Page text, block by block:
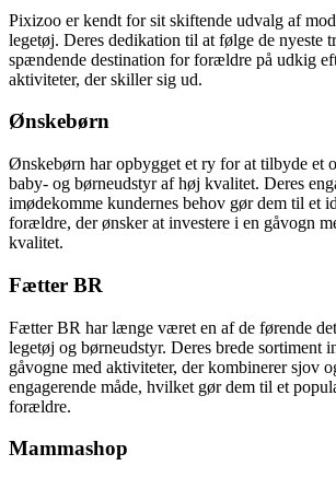
Pixizoo er kendt for sit skiftende udvalg af
legetøj. Deres dedikation til at følge de nyeste
spændende destination for forældre på udkig
aktiviteter, der skiller sig ud.
Ønskebørn
Ønskebørn har opbygget et ry for at tilbyde et
baby- og børneudstyr af høj kvalitet. Deres
imødekomme kundernes behov gør dem til et
forældre, der ønsker at investere i en gåvogn
kvalitet.
Fætter BR
Fætter BR har længe været en af de førende
legetøj og børneudstyr. Deres brede sortiment
gåvogne med aktiviteter, der kombinerer sjov
engagerende måde, hvilket gør dem til et
forældre.
Mammashop